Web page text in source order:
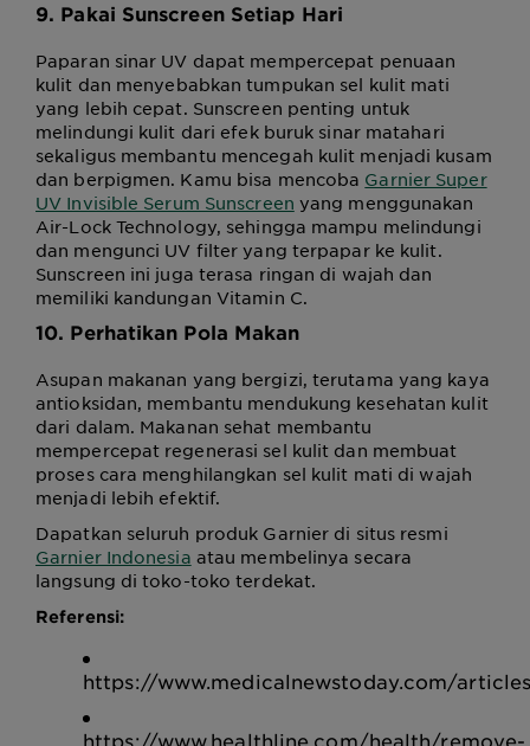
9. Pakai Sunscreen Setiap Hari
Paparan sinar UV dapat mempercepat penuaan
kulit dan menyebabkan tumpukan sel kulit mati
yang lebih cepat. Sunscreen penting untuk
melindungi kulit dari efek buruk sinar matahari
sekaligus membantu mencegah kulit menjadi kusam
dan berpigmen. Kamu bisa mencoba Garnier Super
UV Invisible Serum Sunscreen yang menggunakan
Air-Lock Technology, sehingga mampu melindungi
dan mengunci UV filter yang terpapar ke kulit.
Sunscreen ini juga terasa ringan di wajah dan
memiliki kandungan Vitamin C.
10. Perhatikan Pola Makan
Asupan makanan yang bergizi, terutama yang kaya
antioksidan, membantu mendukung kesehatan kulit
dari dalam. Makanan sehat membantu
mempercepat regenerasi sel kulit dan membuat
proses cara menghilangkan sel kulit mati di wajah
menjadi lebih efektif.
Dapatkan seluruh produk Garnier di situs resmi
Garnier Indonesia atau membelinya secara
langsung di toko-toko terdekat.
Referensi:
https://www.medicalnewstoday.com/
https://www.healthline.com/health/remove-